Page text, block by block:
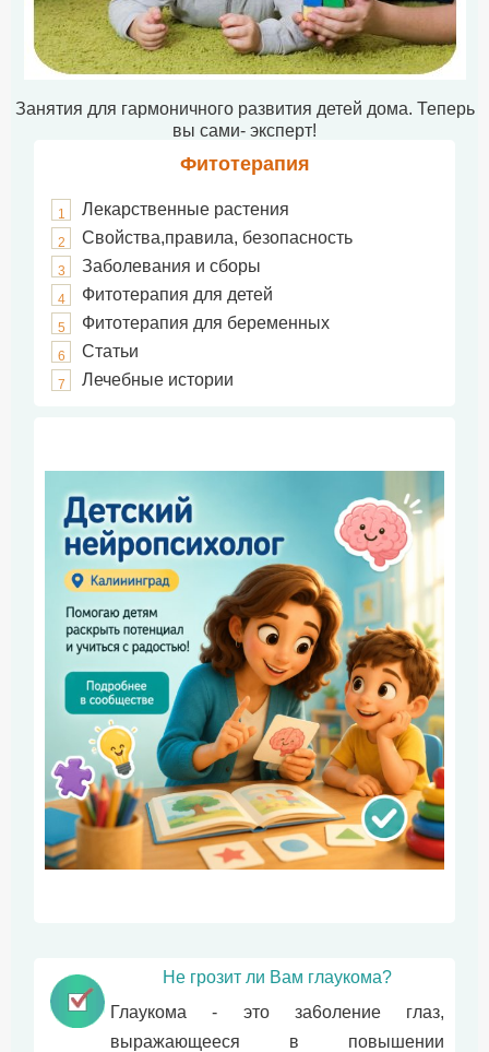
Занятия для гармоничного развития детей дома. Теперь
вы сами- эксперт!
Фитотерапия
1 Лекарственные растения
2 Свойства,правила, безопасность
3 Заболевания и сборы
4 Фитотерапия для детей
5 Фитотерапия для беременных
6 Статьи
7 Лечебные истории
Не грозит ли Вам глаукома?
Глаукома - это за6оление глаз,
выражающееся в повышении